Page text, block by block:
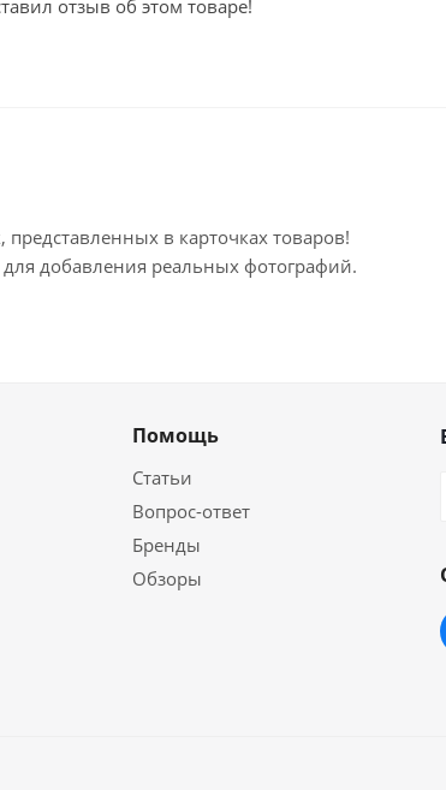
отзыв об этом товаре!
в карточках товаров!
добавления реальных фотографий.
Помощь
Статьи
Вопрос-ответ
Бренды
Обзоры